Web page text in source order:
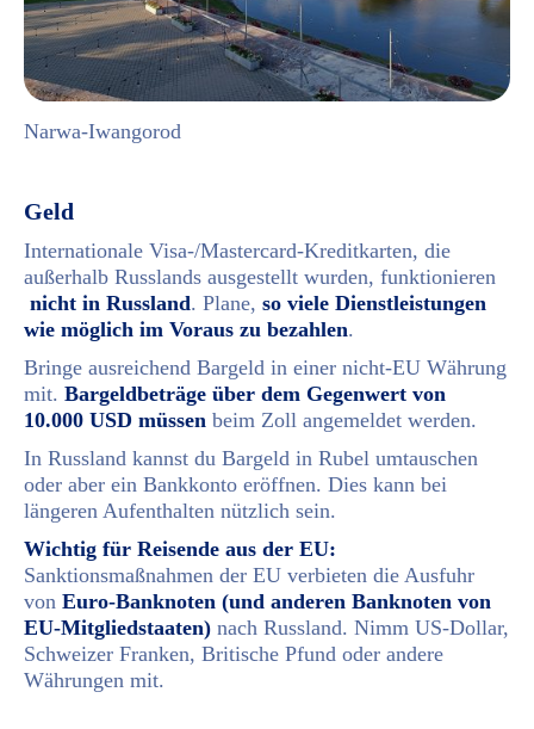
Narwa-Iwangorod
Geld
Internationale Visa-/Mastercard-Kreditkarten, die
außerhalb Russlands ausgestellt wurden, funktionieren
nicht in Russland. Plane, so viele Dienstleistungen
wie möglich im Voraus zu bezahlen.
Bringe ausreichend Bargeld in einer nicht-EU Währung
mit. Bargeldbeträge über dem Gegenwert von
10.000 USD müssen beim Zoll angemeldet werden.
In Russland kannst du Bargeld in Rubel umtauschen
oder aber ein Bankkonto eröffnen. Dies kann bei
längeren Aufenthalten nützlich sein.
Wichtig für Reisende aus der EU:
Sanktionsmaßnahmen der EU verbieten die Ausfuhr
von Euro-Banknoten (und anderen Banknoten von
EU-Mitgliedstaaten) nach Russland. Nimm US-Dollar,
Schweizer Franken, Britische Pfund oder andere
Währungen mit.